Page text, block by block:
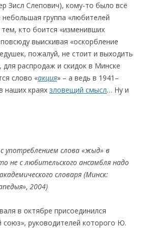
Зисл Слепович), кому-то было всё
группа «любителей
кто боится «изменивших
выискивая «оскорбление
пожалуй, не стоит и выходить
для распродаж и скидок в Минске
слово «акция» – а ведь в 1941–
наших краях зловещий смысл… Ну и
употреблением слова «жыд» в
не с любительского ансамбля надо
словаря (Минск:
2004)
в октябре присоединился
союз», руководителей которого Ю.